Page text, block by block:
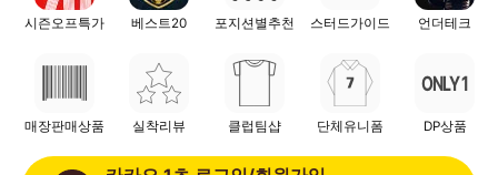
시즌오프특가 베스트20 포지션별추천 스터드가이드 언더테크
매장판매상품 실착리뷰 클럽팀샵 단체유니폼
ONLY 1
DP상품